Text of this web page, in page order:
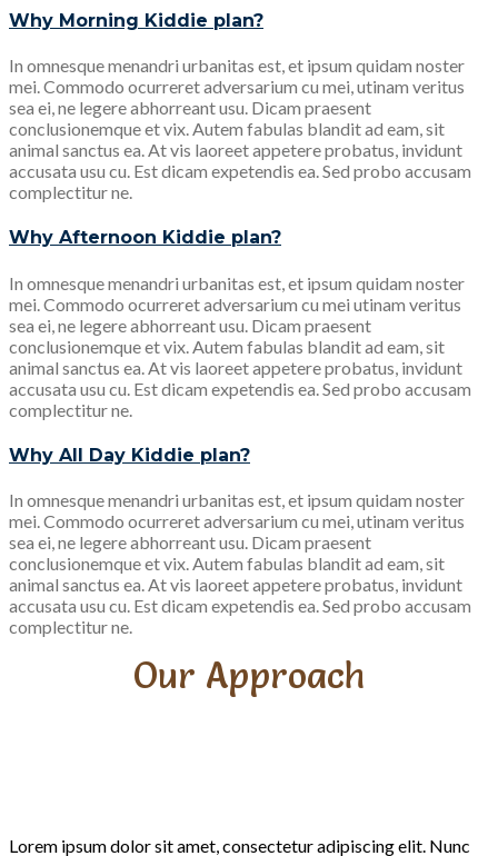
Why Morning Kiddie plan?
In omnesque menandri urbanitas est, et ipsum quidam noster
mei. Commodo ocurreret adversarium cu mei, utinam veritus
sea ei, ne legere abhorreant usu. Dicam praesent
conclusionemque et vix. Autem fabulas blandit ad eam, sit
animal sanctus ea. At vis laoreet appetere probatus, invidunt
accusata usu cu. Est dicam expetendis ea. Sed probo accusam
complectitur ne.
Why Afternoon Kiddie plan?
In omnesque menandri urbanitas est, et ipsum quidam noster
mei. Commodo ocurreret adversarium cu mei utinam veritus
sea ei, ne legere abhorreant usu. Dicam praesent
conclusionemque et vix. Autem fabulas blandit ad eam, sit
animal sanctus ea. At vis laoreet appetere probatus, invidunt
accusata usu cu. Est dicam expetendis ea. Sed probo accusam
complectitur ne.
Why All Day Kiddie plan?
In omnesque menandri urbanitas est, et ipsum quidam noster
mei. Commodo ocurreret adversarium cu mei, utinam veritus
sea ei, ne legere abhorreant usu. Dicam praesent
conclusionemque et vix. Autem fabulas blandit ad eam, sit
animal sanctus ea. At vis laoreet appetere probatus, invidunt
accusata usu cu. Est dicam expetendis ea. Sed probo accusam
complectitur ne.
Our Approach
Lorem ipsum dolor sit amet, consectetur adipiscing elit. Nunc